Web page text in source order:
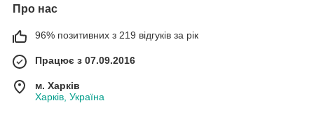
Про нас
96% позитивних з 219 відгуків за рік
Працює з 07.09.2016
м. Харків
Харків, Україна